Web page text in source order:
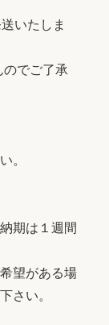
いたしま
のでご了承
。
期は１週間
望がある場
さい。